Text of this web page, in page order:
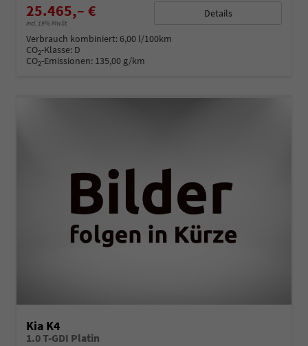
25.465,– €
incl. 19% MwSt.
Details
Verbrauch kombiniert:6,00 l/100km
CO2-Klasse: D
CO2-Emissionen: 135,00 g/km
Kia K4
1.0 T-GDI Platin